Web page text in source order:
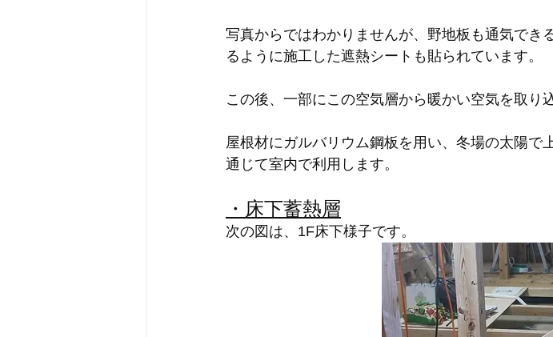
写真からではわかりませんが、野地板も通気でき
るように施工した遮熱シートも貼られています。
この後、一部にこの空気層から暖かい空気を取り
屋根材にガルバリウム鋼板を用い、冬場の太陽で
通じて室内で利用します。
・床下蓄熱層
次の図は、1F床下様子です。